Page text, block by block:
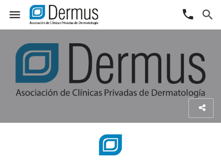
menu phone search